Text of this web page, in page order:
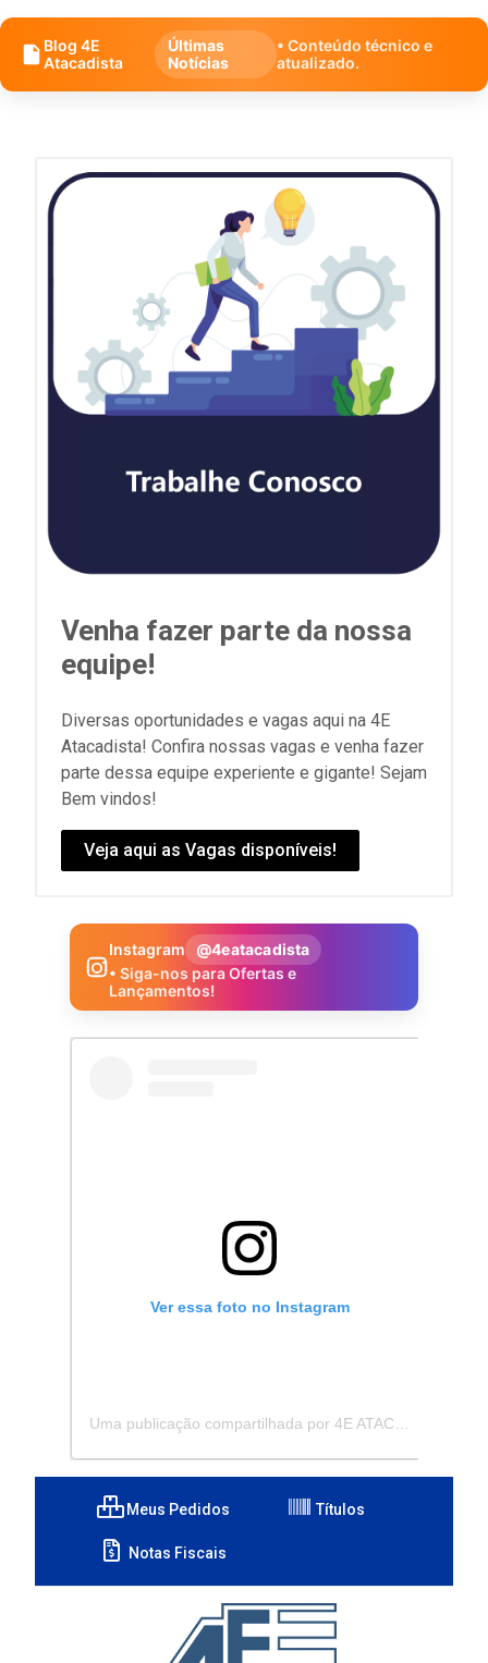
Blog 4E
Atacadista
Últimas
Notícias
• Conteúdo técnico e
atualizado.
Venha fazer parte da nossa
equipe!
Diversas oportunidades e vagas aqui na 4E
Atacadista! Confira nossas vagas e venha fazer
parte dessa equipe experiente e gigante! Sejam
Bem vindos!
Veja aqui as Vagas disponíveis!
Instagram
@4eatacadista
• Siga-nos para Ofertas e
Lançamentos!
Ver essa foto no Instagram
Meus Pedidos Títulos
Notas Fiscais